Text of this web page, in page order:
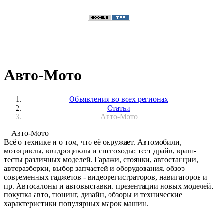
Авто-Мото
Объявления во всех регионах
Статьи
Авто-Мото
Авто-Мото
Всё о технике и о том, что её окружает. Автомобили,
мотоциклы, квадроциклы и снегоходы: тест драйв, краш-
тесты различных моделей. Гаражи, стоянки, автостанции,
авторазборки, выбор запчастей и оборудования, обзор
современных гаджетов - видеорегистраторов, навигаторов и
пр. Автосалоны и автовыставки, презентации новых моделей,
покупка авто, тюнинг, дизайн, обзоры и технические
характеристики популярных марок машин.